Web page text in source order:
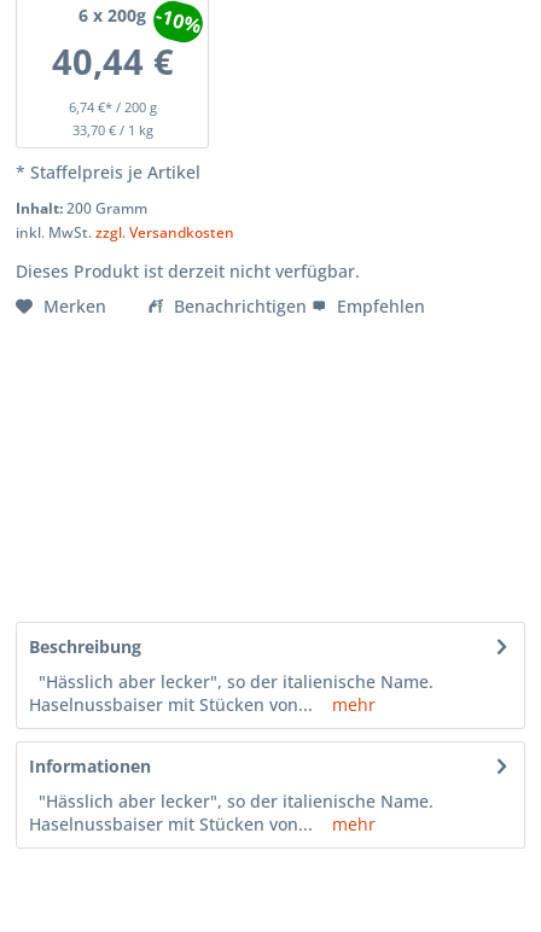
6 x 200g
40,44 €
6,74 €* / 200 g
-10%
33,70 € / 1 kg
* Staffelpreis je Artikel
Inhalt:200 Gramm
inkl. MwSt.zzgl. Versandkosten
Dieses Produkt ist derzeit nicht verfügbar.
Merken
Benachrichtigen Empfehlen
Beschreibung
"Hässlich aber lecker", so der italienische Name.
Haselnussbaiser mit Stücken von...
mehr
Informationen
"Hässlich aber lecker", so der italienische Name.
Haselnussbaiser mit Stücken von...
mehr